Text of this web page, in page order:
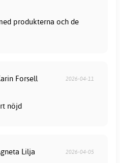
produkterna och de
Forsell 2026-04-11
nöjd
Lilja 2026-04-05